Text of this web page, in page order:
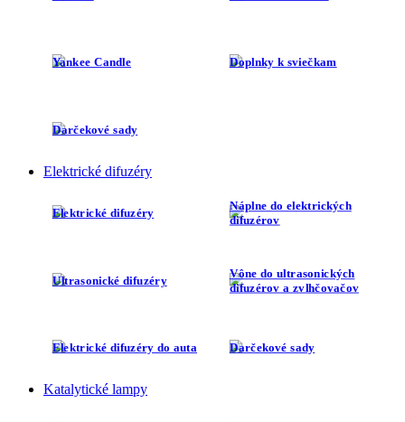
Yankee Candle Doplnky k sviečkam
Darčekové sady
Elektrické difuzéry
Elektrické difuzéry
Náplne do elektrických
difuzérov
Ultrasonické difuzéry
Vône do ultrasonických
difuzérov a zvlhčovačov
Elektrické difuzéry do auta Darčekové sady
Katalytické lampy